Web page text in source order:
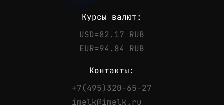
Контакты
Курсы валют:
USD=82.17 RUB
EUR=94.84 RUB
Контакты:
+7(495)320-65-27
imelk@imelk.ru